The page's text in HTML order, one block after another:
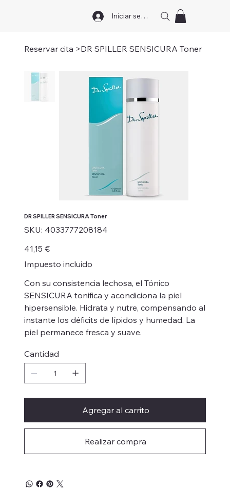
Iniciar sesión
Reservar cita >DR SPILLER SENSICURA Toner
DR SPILLER SENSICURA Toner
SKU:
SKU
4033777208184
4033777208184
Precio
41,15 €
Impuesto incluido
Con su consistencia lechosa, el Tónico
SENSICURA tonifica y acondiciona la piel
hipersensible. Hidrata y nutre, compensando al
instante los déficits de lípidos y humedad. La
piel permanece fresca y suave.
Cantidad
Agregar al carrito
Realizar compra